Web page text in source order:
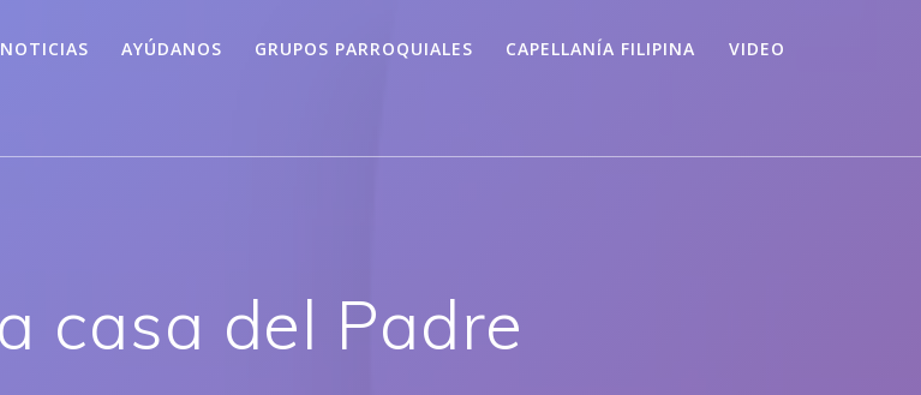
NOTICIAS AYÚDANOS GRUPOS PARROQUIALES CAPELLANÍA FILIPINA VIDEO
casa del Padre